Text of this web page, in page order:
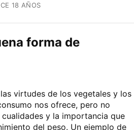
18 AÑOS
forma de
virtudes de los vegetales y los
nos ofrece, pero no
y la importancia que
del peso. Un ejemplo de